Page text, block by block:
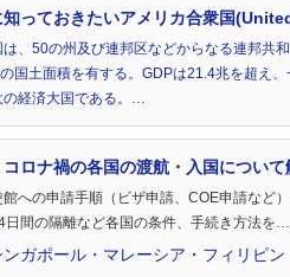
知っておきたいアメリカ合衆国
は、50の州及び連邦区などからなる連邦共
国土面積を有する。GDPは21.4兆を超え
の経済大国である。…
コロナ禍の各国の渡航・入国について
への申請手順（ビザ申請、COE申請など
日間の隔離など各国の条件、手続き方法を…
ガポール・マレーシア・フィリピ